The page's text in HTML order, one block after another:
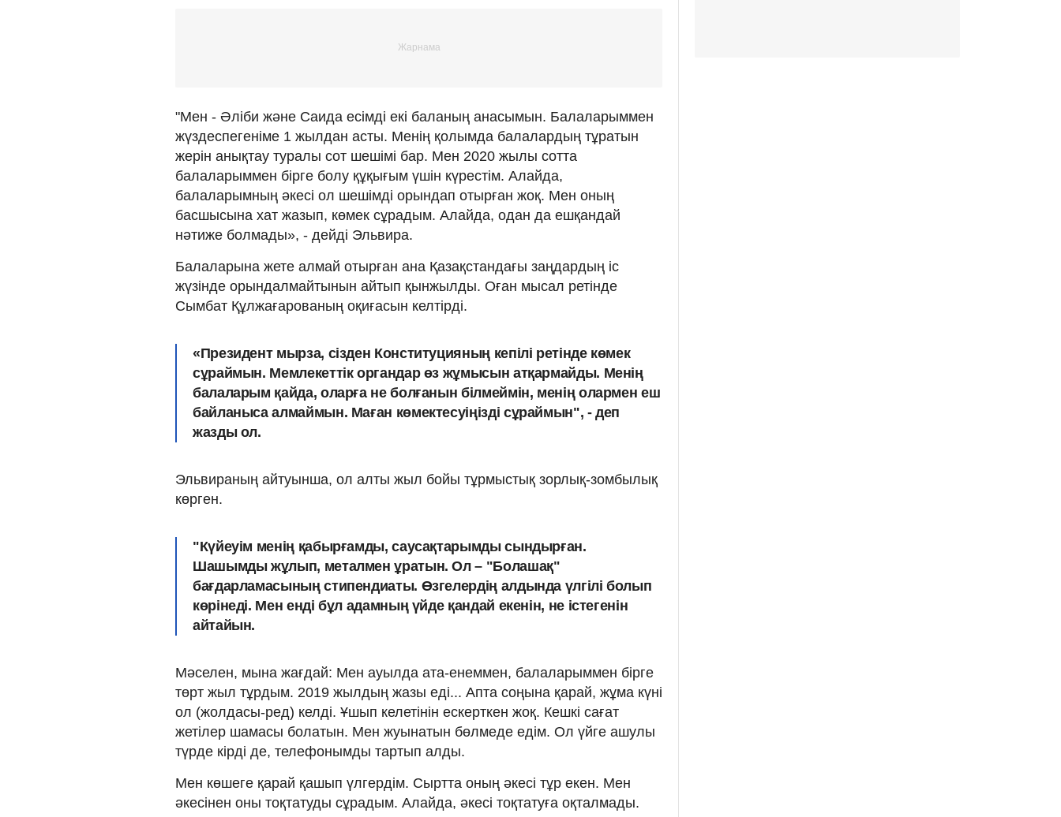
"Мен - Әліби және Саида есімді екі баланың анасымын. Балаларыммен
жүздеспегеніме 1 жылдан асты. Менің қолымда балалардың тұратын
жерін анықтау туралы сот шешімі бар. Мен 2020 жылы сотта
балаларыммен бірге болу құқығым үшін күрестім. Алайда,
балаларымның әкесі ол шешімді орындап отырған жоқ. Мен оның
басшысына хат жазып, көмек сұрадым. Алайда, одан да ешқандай
нәтиже болмады», - дейді Эльвира.
Балаларына жете алмай отырған ана Қазақстандағы заңдардың іс
жүзінде орындалмайтынын айтып қынжылды. Оған мысал ретінде
Сымбат Құлжағарованың оқиғасын келтірді.
«Президент мырза, сізден Конституцияның кепілі ретінде көмек
сұраймын. Мемлекеттік органдар өз жұмысын атқармайды. Менің
балаларым қайда, оларға не болғанын білмеймін, менің олармен еш
байланыса алмаймын. Маған көмектесуіңізді сұраймын", - деп
жазды ол.
Эльвираның айтуынша, ол алты жыл бойы тұрмыстық зорлық-зомбылық
көрген.
"Күйеуім менің қабырғамды, саусақтарымды сындырған.
Шашымды жұлып, металмен ұратын. Ол – "Болашақ"
бағдарламасының стипендиаты. Өзгелердің алдында үлгілі болып
көрінеді. Мен енді бұл адамның үйде қандай екенін, не істегенін
айтайын.
Мәселен, мына жағдай: Мен ауылда ата-енеммен, балаларыммен бірге
төрт жыл тұрдым. 2019 жылдың жазы еді... Апта соңына қарай, жұма күні
ол (жолдасы-ред) келді. Ұшып келетінін ескерткен жоқ. Кешкі сағат
жетілер шамасы болатын. Мен жуынатын бөлмеде едім. Ол үйге ашулы
түрде кірді де, телефонымды тартып алды.
Мен көшеге қарай қашып үлгердім. Сыртта оның әкесі тұр екен. Мен
әкесінен оны тоқтатуды сұрадым. Алайда, әкесі тоқтатуға оқталмады.